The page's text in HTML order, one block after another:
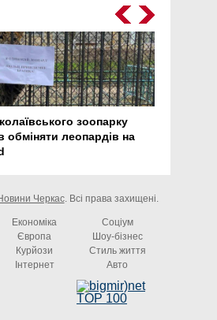
зоопарку
обміняти леопардів на
Черкас. Всі права захищені.
Економіка
Соціум
Європа
Шоу-бізнес
Курйози
Стиль життя
Інтернет Авто